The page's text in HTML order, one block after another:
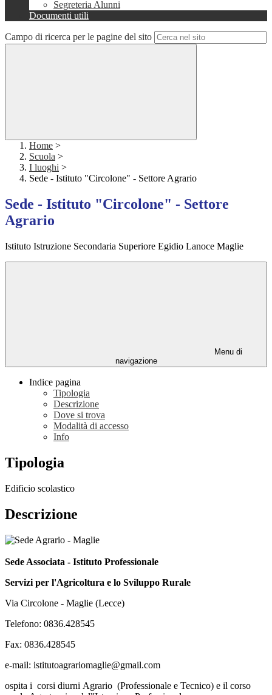
Segreteria Alunni
Documenti utili
Campo di ricerca per le pagine del sito
Home >
Scuola >
I luoghi >
Sede - Istituto "Circolone" - Settore Agrario
Sede - Istituto "Circolone" - Settore
Agrario
Istituto Istruzione Secondaria Superiore Egidio Lanoce Maglie
Menu di
navigazione
Indice pagina
Tipologia
Descrizione
Dove si trova
Modalità di accesso
Info
Tipologia
Edificio scolastico
Descrizione
Sede Associata - Istituto Professionale
Servizi per l'Agricoltura e lo Sviluppo Rurale
Via Circolone - Maglie (Lecce)
Telefono: 0836.428545
Fax: 0836.428545
e-mail: istitutoagrariomaglie@gmail.com
ospita i corsi diurni Agrario (Professionale e Tecnico) e il corso